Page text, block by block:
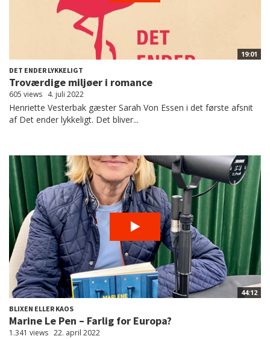
19:01
DET ENDER LYKKELIGT
Troværdige miljøer i romance
605 views 4. juli 2022
Henriette Vesterbak gæster Sarah Von Essen i det første afsnit
af Det ender lykkeligt. Det bliver...
44:12
BLIXEN ELLER KAOS
Marine Le Pen – Farlig for Europa?
1.341 views 22. april 2022